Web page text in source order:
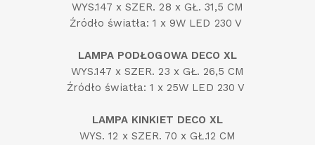
WYS.147 x SZER. 28 x GŁ. 31,5 CM
Źródło światła: 1 x 9W LED 230 V
LAMPA PODŁOGOWA DECO XL
WYS.147 x SZER. 23 x GŁ. 26,5 CM
Źródło światła: 1 x 25W LED 230 V
LAMPA KINKIET DECO XL
WYS. 12 x SZER. 70 x GŁ.12 CM